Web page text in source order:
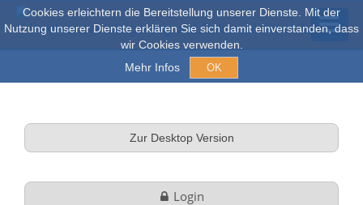
Cookies erleichtern die Bereitstellung unserer Dienste. Mit der
Nutzung unserer Dienste erklären Sie sich damit einverstanden, dass
wir Cookies verwenden.
Mehr Infos
OK
Zur Desktop Version
Login